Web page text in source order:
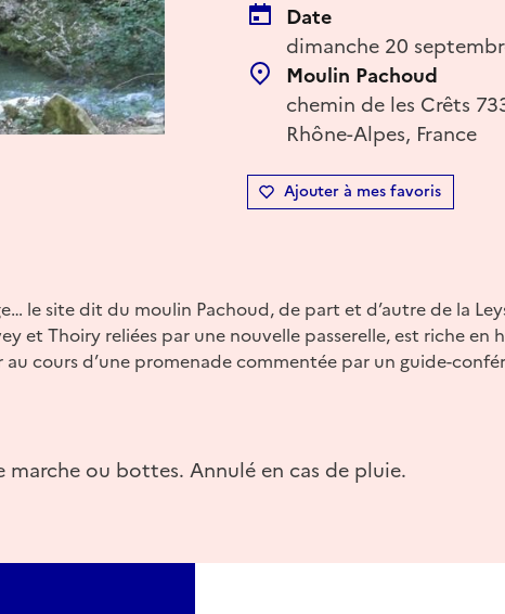
Date
dimanche 20
Moulin Pachoud
chemin de les Crêts
Rhône-Alpes, France
Ajouter à mes favoris
le site dit du moulin Pachoud, de part et d’autre de la
et Thoiry reliées par une nouvelle passerelle, est riche en
cours d’une promenade commentée par un guide-
marche ou bottes. Annulé en cas de pluie.